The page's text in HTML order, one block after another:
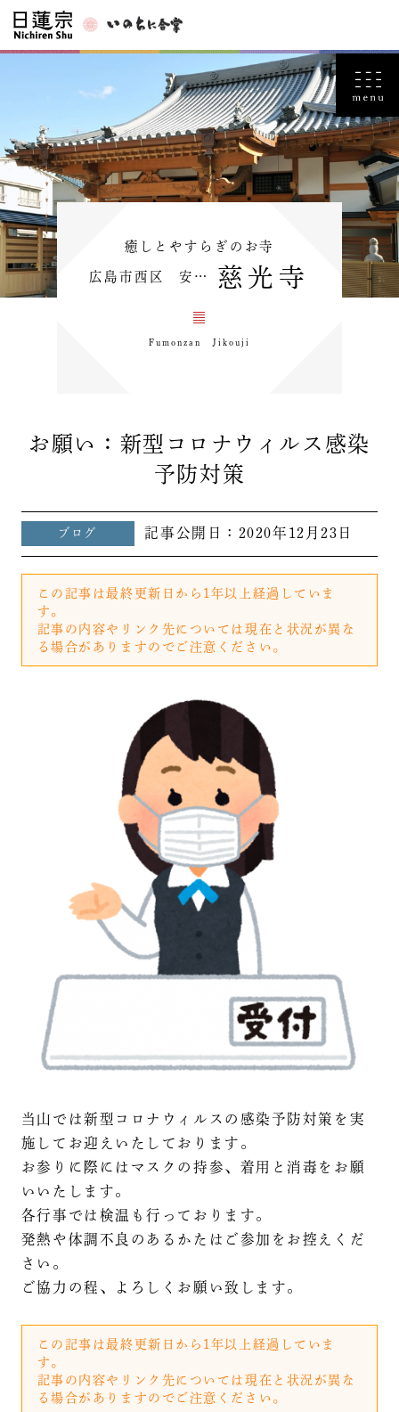
癒しとやすらぎのお寺
広島市西区 安… 慈光寺
Fumonzan Jikouji
お願い：新型コロナウィルス感染
予防対策
ブログ 記事公開日： 2020年12月23日
この記事は最終更新日から1年以上経過していま
す。
記事の内容やリンク先については現在と状況が異な
る場合がありますのでご注意ください。
当山では新型コロナウィルスの感染予防対策を実
施してお迎えいたしております。
お参りに際にはマスクの持参、着用と消毒をお願
いいたします。
各行事では検温も行っております。
発熱や体調不良のあるかたはご参加をお控えくだ
さい。
ご協力の程、よろしくお願い致します。
この記事は最終更新日から1年以上経過していま
す。
記事の内容やリンク先については現在と状況が異な
る場合がありますのでご注意ください。